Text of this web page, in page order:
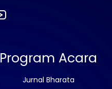
Program Acara
Jurnal Bharata